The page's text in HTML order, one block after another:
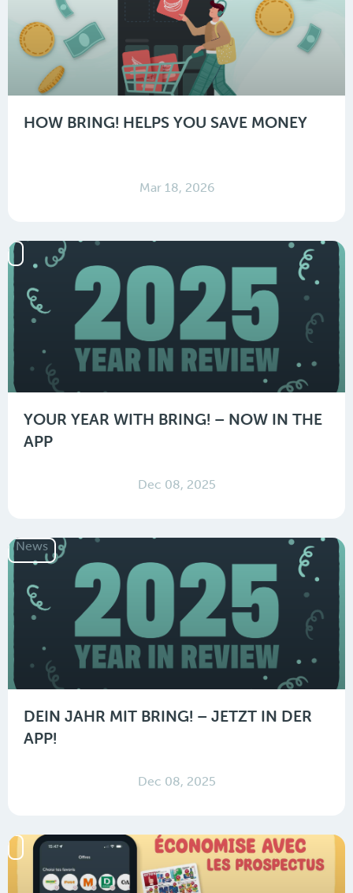
HOW BRING! HELPS YOU SAVE MONEY
Mar 18, 2026
YOUR YEAR WITH BRING! – NOW IN THE
APP
Dec 08, 2025
News
DEIN JAHR MIT BRING! – JETZT IN DER
APP!
Dec 08, 2025